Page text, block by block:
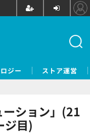
ジー ストア運営
ーション」(21
ジ目)